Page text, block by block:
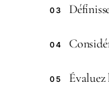
03
04
05